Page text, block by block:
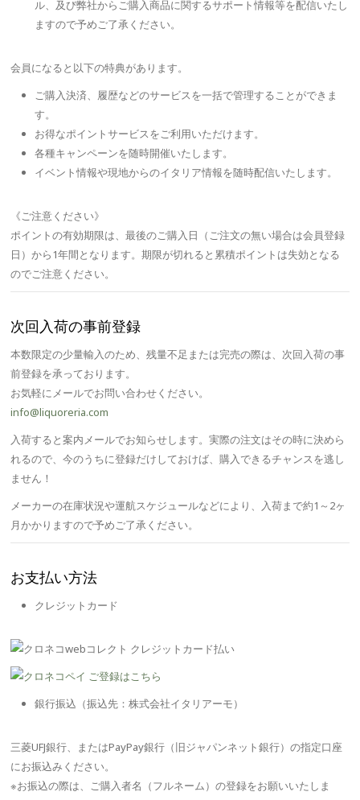
ル、及び弊社からご購入商品に関するサポート情報等を配信いたし
ますので予めご了承ください。
会員になると以下の特典があります。
ご購入決済、履歴などのサービスを一括で管理することができま
す。
お得なポイントサービスをご利用いただけます。
各種キャンペーンを随時開催いたします。
イベント情報や現地からのイタリア情報を随時配信いたします。
《ご注意ください》
ポイントの有効期限は、最後のご購入日（ご注文の無い場合は会員登録
日）から1年間となります。期限が切れると累積ポイントは失効となる
のでご注意ください。
次回入荷の事前登録
本数限定の少量輸入のため、残量不足または完売の際は、次回入荷の事
前登録を承っております。
お気軽にメールでお問い合わせください。
info@liquoreria.com
入荷すると案内メールでお知らせします。実際の注文はその時に決めら
れるので、今のうちに登録だけしておけば、購入できるチャンスを逃し
ません！
メーカーの在庫状況や運航スケジュールなどにより、入荷まで約1～2ヶ
月かかりますので予めご了承ください。
お支払い方法
クレジットカード
銀行振込（振込先：株式会社イタリアーモ）
三菱UFJ銀行、またはPayPay銀行（旧ジャパンネット銀行）の指定口座
にお振込みください。
※お振込の際は、ご購入者名（フルネーム）の登録をお願いいたしま